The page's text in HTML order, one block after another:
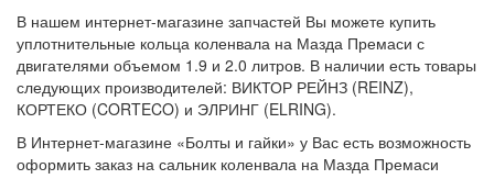
В нашем интернет-магазине запчастей Вы можете купить
уплотнительные кольца коленвала на Мазда Премаси с
двигателями объемом 1.9 и 2.0 литров. В наличии есть товары
следующих производителей: ВИКТОР РЕЙНЗ (REINZ),
КОРТЕКО (CORTECO) и ЭЛРИНГ (ELRING).
В Интернет-магазине «Болты и гайки» у Вас есть возможность
оформить заказ на сальник коленвала на Мазда Премаси